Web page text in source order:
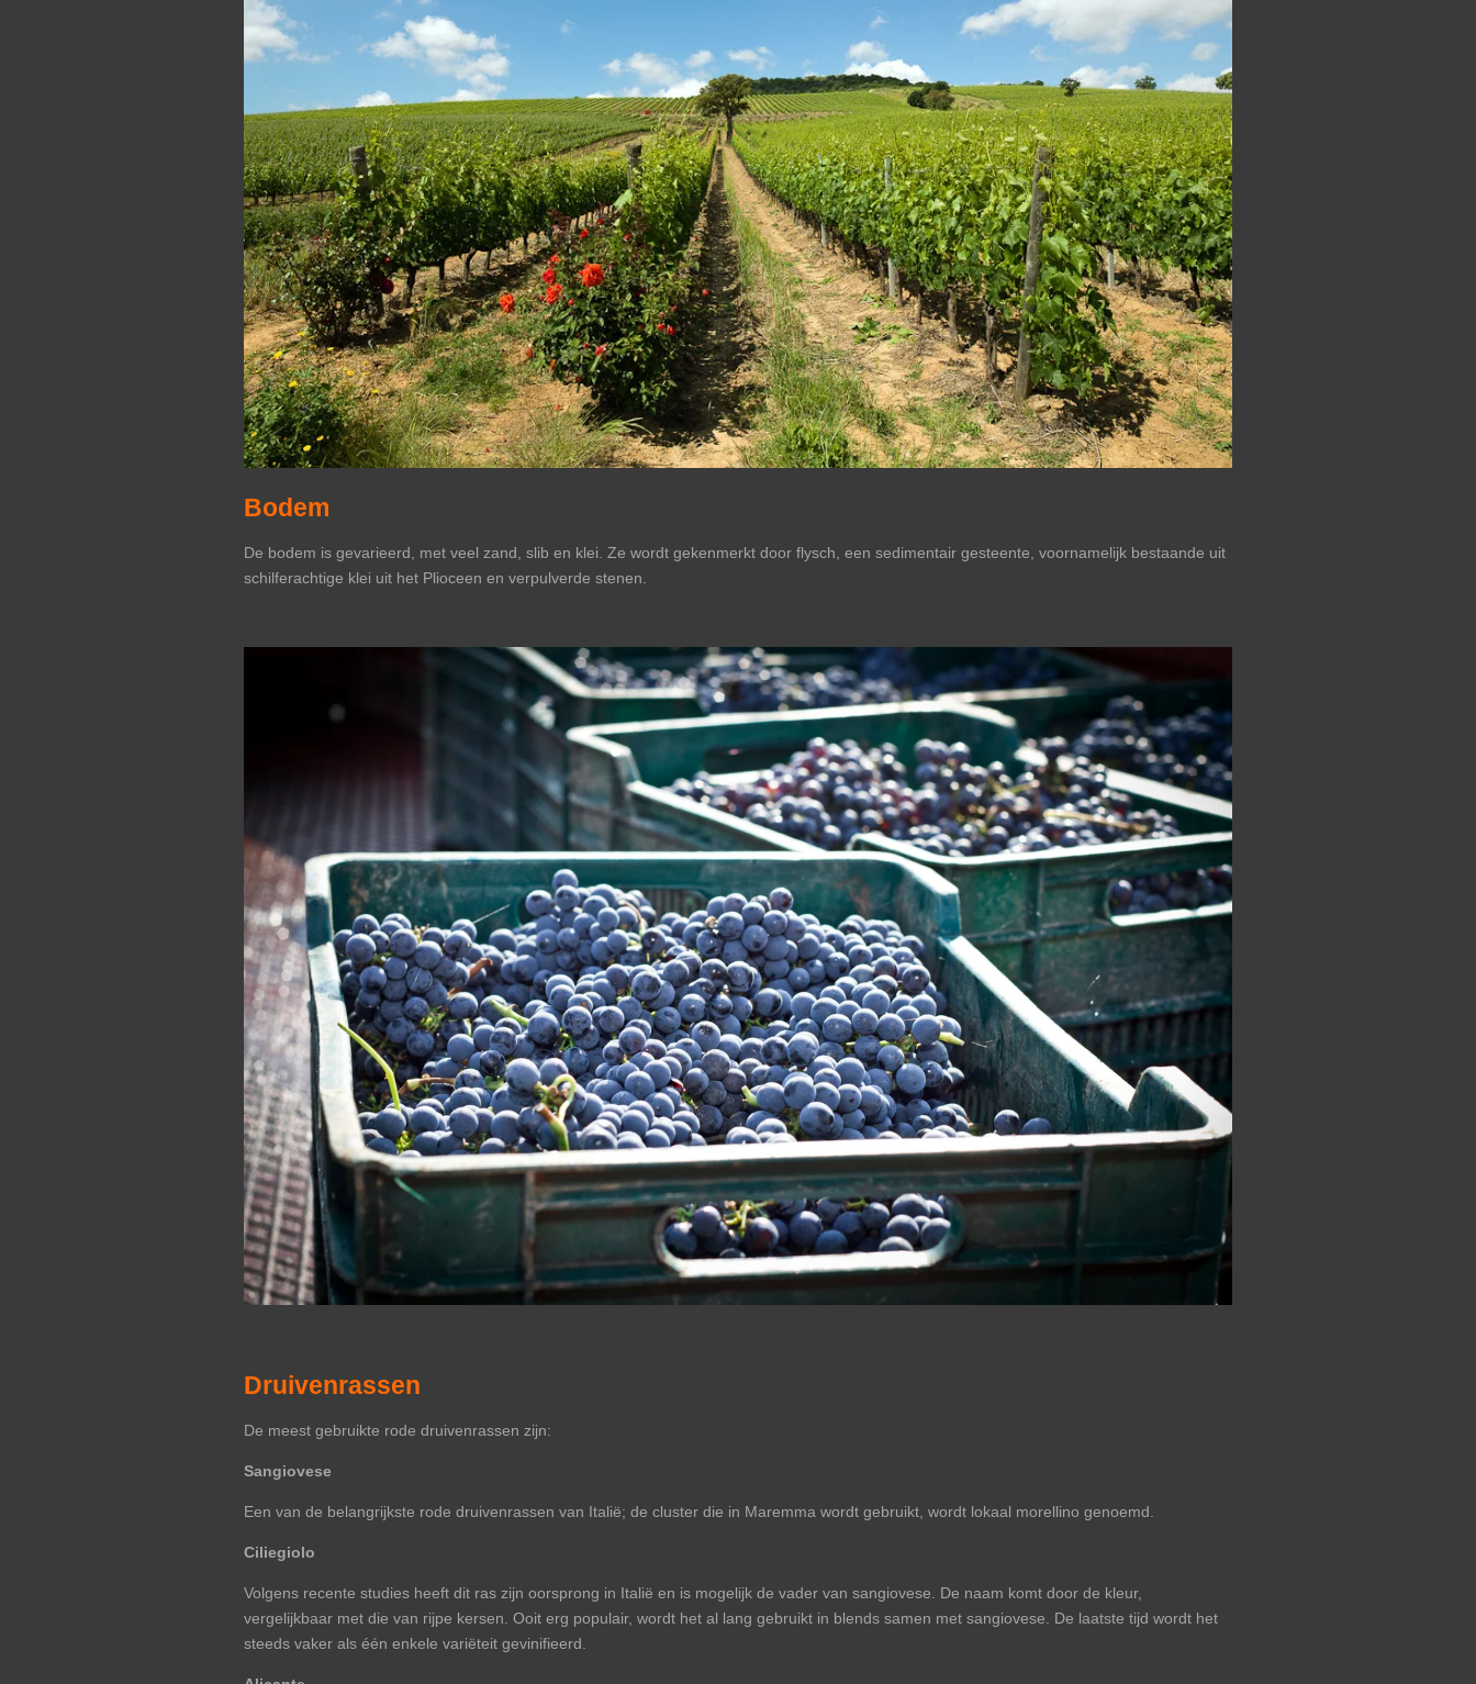
Bodem
De bodem is gevarieerd, met veel zand, slib en klei. Ze wordt gekenmerkt door flysch, een sedimentair gesteente, voornamelijk bestaande uit
schilferachtige klei uit het Plioceen en verpulverde stenen.
Druivenrassen
De meest gebruikte rode druivenrassen zijn:
Sangiovese
Een van de belangrijkste rode druivenrassen van Italië; de cluster die in Maremma wordt gebruikt, wordt lokaal morellino genoemd.
Ciliegiolo
Volgens recente studies heeft dit ras zijn oorsprong in Italië en is mogelijk de vader van sangiovese. De naam komt door de kleur,
vergelijkbaar met die van rijpe kersen. Ooit erg populair, wordt het al lang gebruikt in blends samen met sangiovese. De laatste tijd wordt het
steeds vaker als één enkele variëteit gevinifieerd.